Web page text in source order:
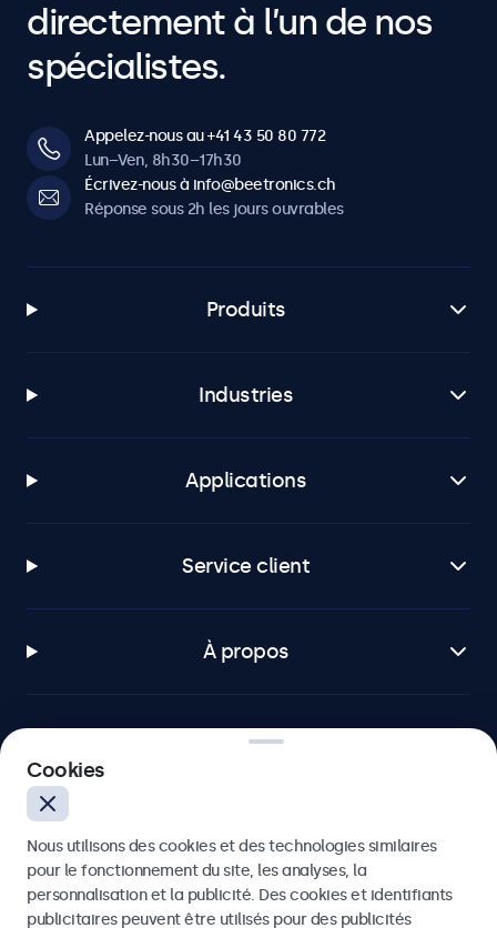
directement à l’un de nos
spécialistes.
Appelez-nous au +41 43 50 80 772
Lun–Ven, 8h30–17h30
Écrivez-nous à info@beetronics.ch
Réponse sous 2h les jours ouvrables
Produits
Industries
Applications
Service client
À propos
Badenerstrasse 549, 8048 Zürich, Suisse
4.8/5 noté par 5000+ entreprises
Français
Cookies
Nous utilisons des cookies et des technologies similaires
pour le fonctionnement du site, les analyses, la
personnalisation et la publicité. Des cookies et identifiants
publicitaires peuvent être utilisés pour des publicités